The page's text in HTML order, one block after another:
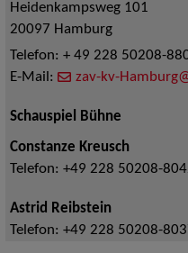
Heidenkampsweg 101
20097 Hamburg
Telefon: + 49 228 50208-
E-Mail:
zav-kv-
Schauspiel Bühne
Constanze Kreusch
Telefon: +49 228 50208-
Astrid Reibstein
Telefon: +49 228 50208-